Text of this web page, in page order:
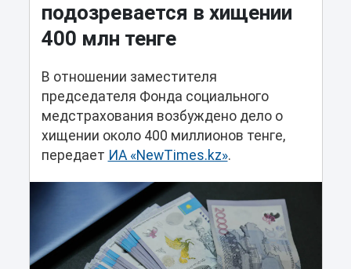
подозревается в хищении
400 млн тенге
В отношении заместителя
председателя Фонда социального
медстрахования возбуждено дело о
хищении около 400 миллионов тенге,
передает ИА «NewTimes.kz».